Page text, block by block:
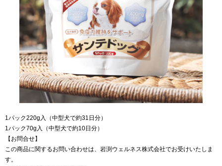
1パック220g入（中型犬で約31日分）
1パック70g入（中型犬で約10日分）
【お問合せ】
この商品に関するお問い合わせは、岩渕ウェルネス株式会社でお受けいたしま
す。